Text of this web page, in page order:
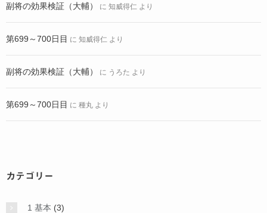
副将の効果検証（大輔） に 知威得仁 より
第699～700日目 に 知威得仁 より
副将の効果検証（大輔） に うろた より
第699～700日目 に 種丸 より
カテゴリー
1 基本 (3)